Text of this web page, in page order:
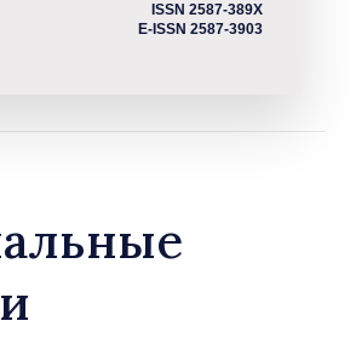
ISSN 2587-389X
E-ISSN 2587-3903